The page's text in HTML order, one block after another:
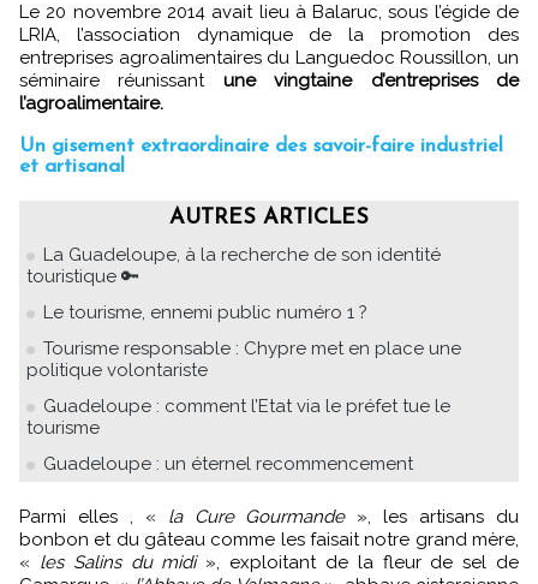
Le 20 novembre 2014 avait lieu à Balaruc, sous l’égide de
LRIA, l’association dynamique de la promotion des
entreprises agroalimentaires du Languedoc Roussillon, un
séminaire réunissant une vingtaine d’entreprises de
l’agroalimentaire.
Un gisement extraordinaire des savoir-faire industriel
et artisanal
AUTRES ARTICLES
La Guadeloupe, à la recherche de son identité
touristique 🔑
Le tourisme, ennemi public numéro 1 ?
Tourisme responsable : Chypre met en place une
politique volontariste
Guadeloupe : comment l’Etat via le préfet tue le
tourisme
Guadeloupe : un éternel recommencement
Parmi elles , « la Cure Gourmande», les artisans du
bonbon et du gâteau comme les faisait notre grand mère,
« les Salins du midi», exploitant de la fleur de sel de